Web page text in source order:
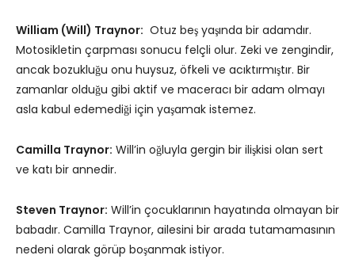
William (Will) Traynor: Otuz beş yaşında bir adamdır.
Motosikletin çarpması sonucu felçli olur. Zeki ve zengindir,
ancak bozukluğu onu huysuz, öfkeli ve acıktırmıştır. Bir
zamanlar olduğu gibi aktif ve maceracı bir adam olmayı
asla kabul edemediği için yaşamak istemez.
Camilla Traynor: Will’in oğluyla gergin bir ilişkisi olan sert
ve katı bir annedir.
Steven Traynor: Will’in çocuklarının hayatında olmayan bir
babadır. Camilla Traynor, ailesini bir arada tutamamasının
nedeni olarak görüp boşanmak istiyor.